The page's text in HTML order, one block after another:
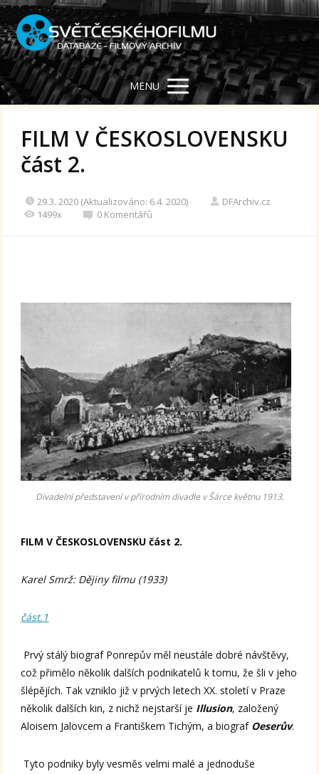
MENU
FILM V ČESKOSLOVENSKU
část 2.
29.3. 2020 (Aktualizováno: 6.4. 2020)
DFArchiv.cz
1499x
0 Komentářů
Divadelní představení v přírodním divadle v Šárce květnu 1913.
FILM V ČESKOSLOVENSKU část 2.
Karel Smrž: Dějiny filmu (1933)
část.1
Prvý stálý biograf Ponrepův měl neustále dobré návštěvy,
což přimělo několik dalších podnikatelů k tomu, že šli v jeho
šlépějích. Tak vzniklo již v prvých letech XX. století v Praze
několik dalších kin, z nichž nejstarší je Illusion, založený
Aloisem Jalovcem a Františkem Tichým, a biograf Oeserův.
Tyto podniky byly vesměs velmi malé a jednoduše